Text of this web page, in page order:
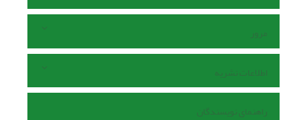
مرور
اطلاعات نشریه
راهنمای نویسندگان